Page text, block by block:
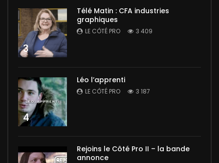
3
Télé Matin : CFA industries
graphiques
LE CÔTÉ PRO 3 409
4
Léo l’apprenti
LE CÔTÉ PRO 3 187
Rejoins le Côté Pro II – la bande
annonce